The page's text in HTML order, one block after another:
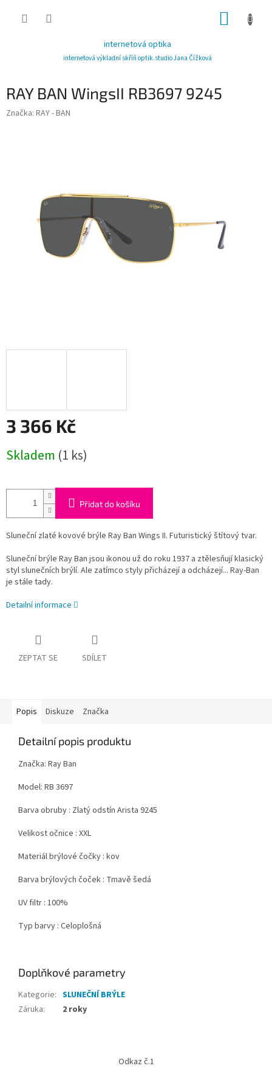
internetová optika
internetová výkladní skříň optik.studio Jana Čížková
RAY BAN WingsII RB3697 9245
Značka: RAY - BAN
3 366 Kč
cena:
Skladem (1 ks)
Přidat do košíku
Sluneční zlaté kovové brýle Ray Ban Wings II. Futuristický štítový tvar.
Sluneční brýle Ray Ban jsou ikonou už do roku 1937 a ztělesňují klasický
styl slunečních brýlí. Ale zatímco styly přicházejí a odcházejí... Ray-Ban
je stále tady.
Detailní informace
ZEPTAT SE SDÍLET
Popis Diskuze Značka
Detailní popis produktu
Značka: Ray Ban
Model: RB 3697
Barva obruby : Zlatý odstín Arista 9245
Velikost očnice : XXL
Materiál brýlové čočky : kov
Barva brýlových čoček : Tmavě šedá
UV filtr : 100%
Typ barvy : Celoplošná
Doplňkové parametry
Kategorie: SLUNEČNÍ BRÝLE
Záruka: 2 roky
Odkaz č.1